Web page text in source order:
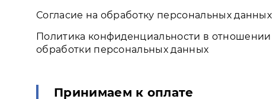
Согласие на обработку персональных данных
Политика конфиденциальности в отношении
обработки персональных данных
Принимаем к оплате